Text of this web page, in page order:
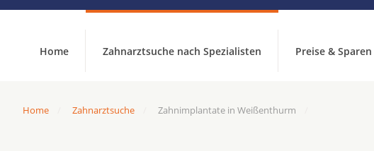
Home Zahnarztsuche nach Spezialisten Preise & Sparen
Home Zahnarztsuche Zahnimplantate in Weißenthurm